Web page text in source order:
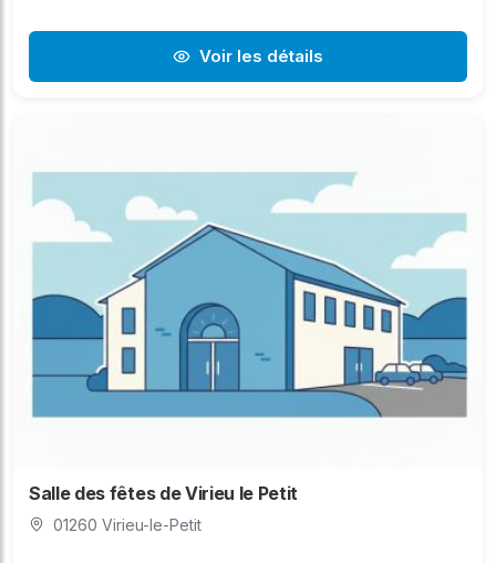
Voir les détails
Salle des fêtes de Virieu le Petit
01260 Virieu-le-Petit